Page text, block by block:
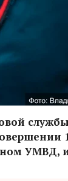
УМВД,